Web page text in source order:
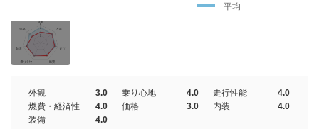
平均
外観 3.0 乗り心地 4.0 走行性能
4.0
燃費・経済性
4.0 価格 3.0 内装
4.0
装備
4.0